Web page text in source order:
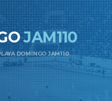
JAM110
DOMINGO JAM110